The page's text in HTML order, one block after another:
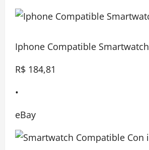
Iphone Compatible Smartwatch
R$ 184,81
•
eBay